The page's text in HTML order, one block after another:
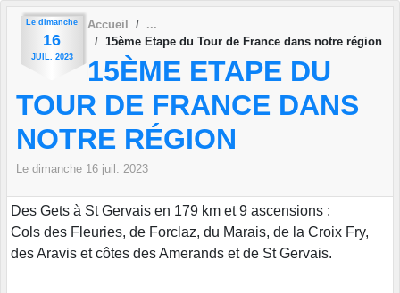
Le dimanche
16
JUIL. 2023
Accueil
15ème Etape du Tour de France dans notre région
15ÈME ETAPE DU
TOUR DE FRANCE DANS
NOTRE RÉGION
Le dimanche 16 juil. 2023
Des Gets à St Gervais en 179 km et 9 ascensions :
Cols des Fleuries, de Forclaz, du Marais, de la Croix Fry,
des Aravis et côtes des Amerands et de St Gervais.